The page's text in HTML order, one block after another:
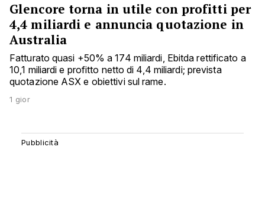
Glencore torna in utile con profitti per
4,4 miliardi e annuncia quotazione in
Australia
Fatturato quasi +50% a 174 miliardi, Ebitda rettificato a
10,1 miliardi e profitto netto di 4,4 miliardi; prevista
quotazione ASX e obiettivi sul rame.
1 gior